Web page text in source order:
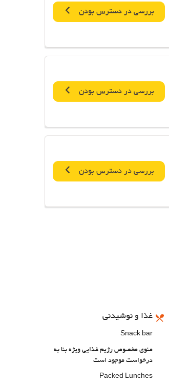
بررسی در دسترس بودن
بررسی در دسترس بودن
بررسی در دسترس بودن
غذا و نوشیدنی
Snack bar
منوی مخصوص رژیم غذایی ویژه بنا به
درخواست موجود است
Packed Lunches